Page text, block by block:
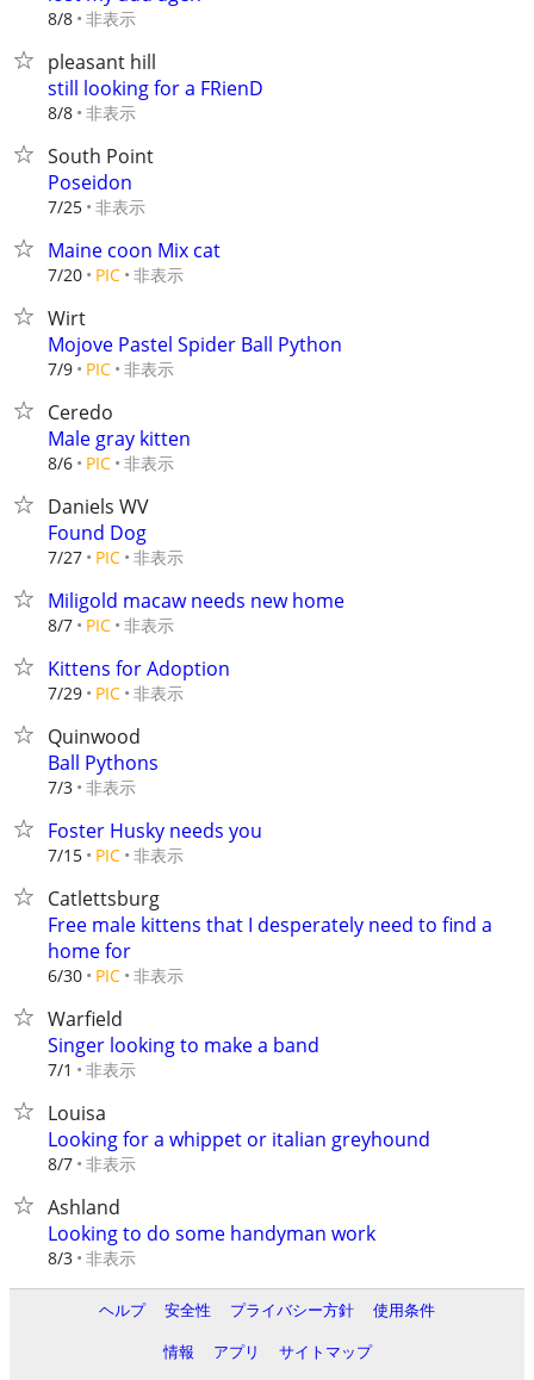
8/8 非表示
pleasant hill
still looking for a FRienD
8/8 非表示
South Point
Poseidon
7/25 非表示
Maine coon Mix cat
7/20 PIC 非表示
Wirt
Mojove Pastel Spider Ball Python
7/9 PIC 非表示
Ceredo
Male gray kitten
8/6 PIC 非表示
Daniels WV
Found Dog
7/27 PIC 非表示
Miligold macaw needs new home
8/7 PIC 非表示
Kittens for Adoption
7/29 PIC 非表示
Quinwood
Ball Pythons
7/3 非表示
Foster Husky needs you
7/15 PIC 非表示
Catlettsburg
Free male kittens that I desperately need to find a
home for
6/30 PIC 非表示
Warfield
Singer looking to make a band
7/1 非表示
Louisa
Looking for a whippet or italian greyhound
8/7 非表示
Ashland
Looking to do some handyman work
8/3 非表示
ヘルプ 安全性 プライバシー方針
使用条件
情報
アプリ
サイトマップ